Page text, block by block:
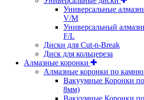
Универсальные
V/M
Универсальный
F/L
Диски для Cut-n-Break
Диск для кольцереза
Алмазные коронки
Алмазные коронки по камню
Вакуумные Коронки
8мм)
Вакуумные Коронки